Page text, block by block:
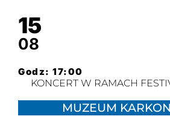
15
08
Godz: 17:00
KONCERT W RAMACH
MUZEUM